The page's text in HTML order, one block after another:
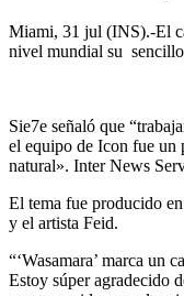
Miami, 31 jul (INS).-El
nivel mundial su
Sie7e señaló que
el equipo de Icon fue
natural». Inter News
El tema fue producido
y el artista Feid.
“‘Wasamara’ marca un
Estoy súper agradecido